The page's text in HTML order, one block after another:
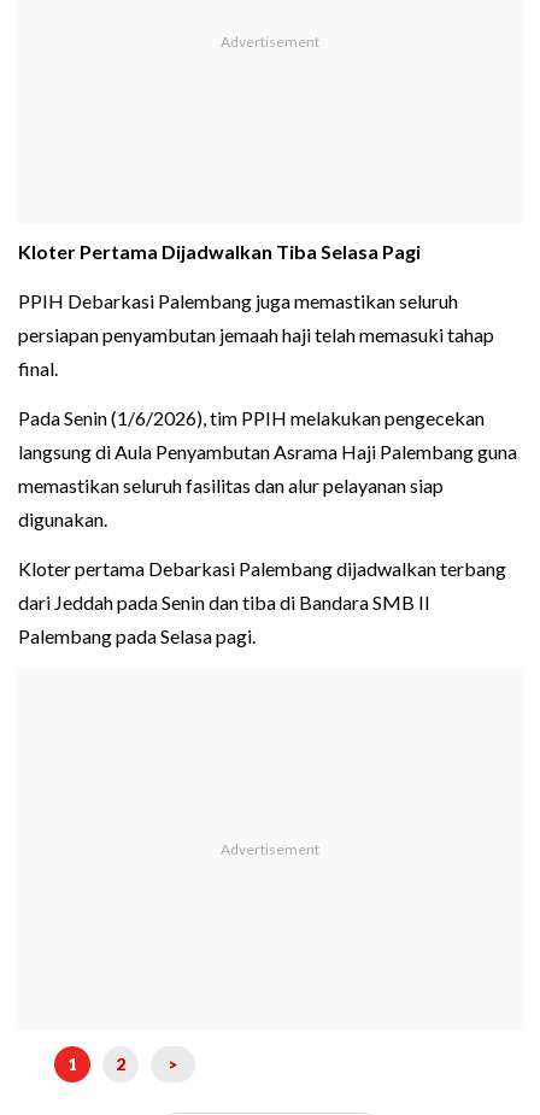
Kloter Pertama Dijadwalkan Tiba Selasa Pagi
PPIH Debarkasi Palembang juga memastikan seluruh
persiapan penyambutan jemaah haji telah memasuki tahap
final.
Pada Senin (1/6/2026), tim PPIH melakukan pengecekan
langsung di Aula Penyambutan Asrama Haji Palembang guna
memastikan seluruh fasilitas dan alur pelayanan siap
digunakan.
Kloter pertama Debarkasi Palembang dijadwalkan terbang
dari Jeddah pada Senin dan tiba di Bandara SMB II
Palembang pada Selasa pagi.
1 2 >